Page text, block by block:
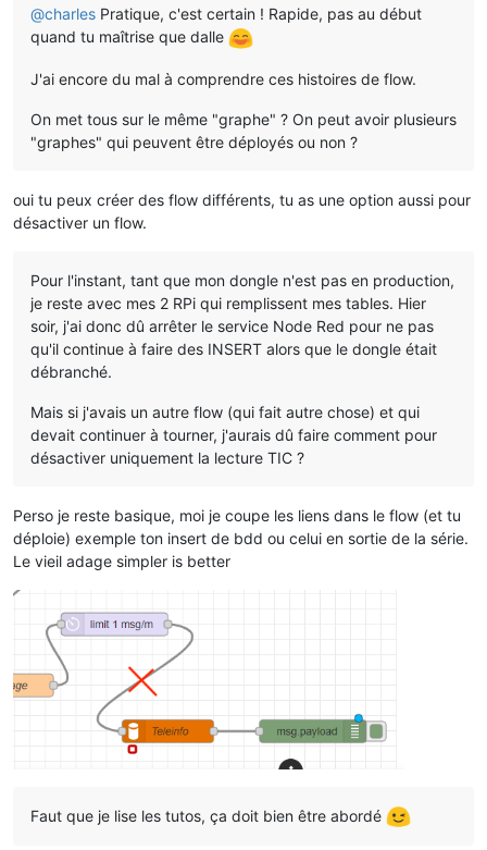
@charles Pratique, c'est certain ! Rapide, pas au début
quand tu maîtrise que dalle
J'ai encore du mal à comprendre ces histoires de flow.
On met tous sur le même "graphe" ? On peut avoir plusieurs
"graphes" qui peuvent être déployés ou non ?
oui tu peux créer des flow différents, tu as une option aussi pour
désactiver un flow.
Pour l'instant, tant que mon dongle n'est pas en production,
je reste avec mes 2 RPi qui remplissent mes tables. Hier
soir, j'ai donc dû arrêter le service Node Red pour ne pas
qu'il continue à faire des INSERT alors que le dongle était
débranché.
Mais si j'avais un autre flow (qui fait autre chose) et qui
devait continuer à tourner, j'aurais dû faire comment pour
désactiver uniquement la lecture TIC ?
Perso je reste basique, moi je coupe les liens dans le flow (et tu
déploie) exemple ton insert de bdd ou celui en sortie de la série.
Le vieil adage simpler is better
Faut que je lise les tutos, ça doit bien être abordé